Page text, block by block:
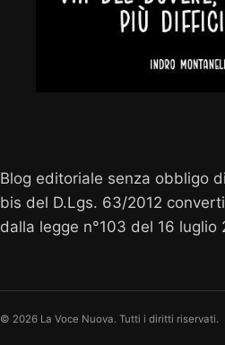
Blog editoriale senza obbligo
bis del D.Lgs. 63/2012
dalla legge n°103 del 16 luglio
© 2026 La Voce Nuova. Tutti i diritti riservati.